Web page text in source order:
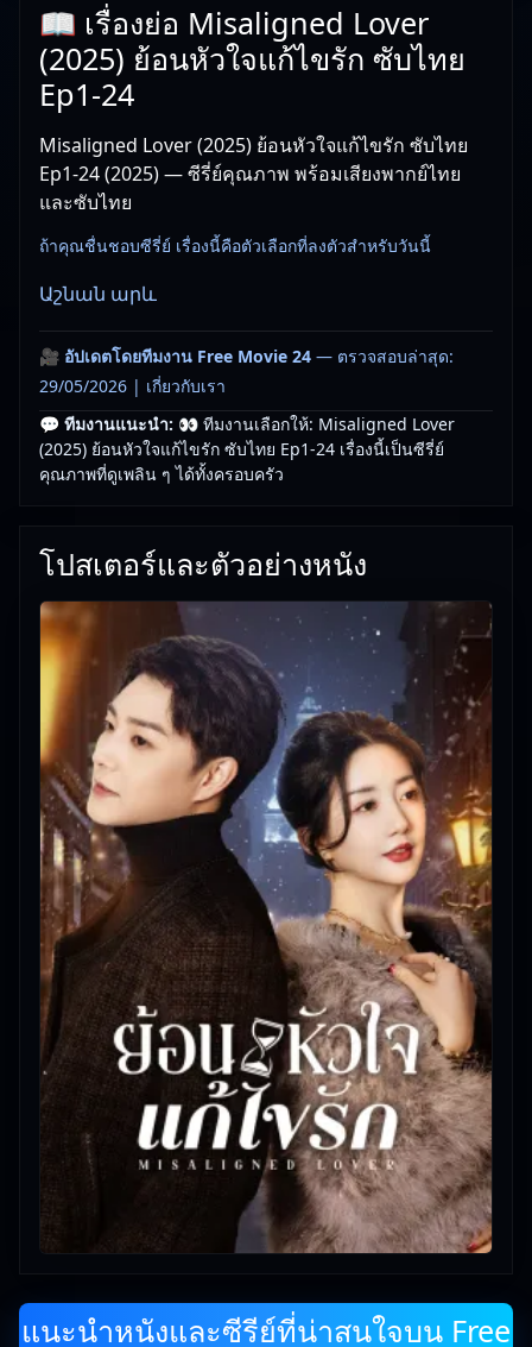
📖 เรื่องย่อ Misaligned Lover
(2025) ย้อนหัวใจแก้ไขรัก ซับไทย
Ep1-24
Misaligned Lover (2025) ย้อนหัวใจแก้ไขรัก ซับไทย
Ep1-24 (2025) — ซีรี่ย์คุณภาพ พร้อมเสียงพากย์ไทย
และซับไทย
ถ้าคุณชื่นชอบซีรี่ย์ เรื่องนี้คือตัวเลือกที่ลงตัวสำหรับวันนี้
Աշնան արև
🎥 อัปเดตโดยทีมงาน Free Movie 24 — ตรวจสอบล่าสุด:
29/05/2026 | เกี่ยวกับเรา
💬 ทีมงานแนะนำ: 👀 ทีมงานเลือกให้: Misaligned Lover
(2025) ย้อนหัวใจแก้ไขรัก ซับไทย Ep1-24 เรื่องนี้เป็นซีรี่ย์
คุณภาพที่ดูเพลิน ๆ ได้ทั้งครอบครัว
โปสเตอร์และตัวอย่างหนัง
แนะนำหนังและซีรีย์ที่น่าสนใจบน Free